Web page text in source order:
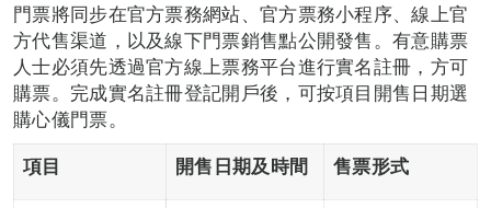
門票將同步在官方票務網站、官方票務小程序、線上官
方代售渠道，以及線下門票銷售點公開發售。有意購票
人士必須先透過官方線上票務平台進行實名註冊，方可
購票。完成實名註冊登記開戶後，可按項目開售日期選
購心儀門票。
項目
開售日期及時間 售票形式